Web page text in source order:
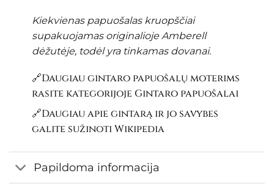
Kiekvienas papuošalas kruopščiai
supakuojamas originalioje Amberell
dėžutėje, todėl yra tinkamas dovanai.
🔗Daugiau gintaro papuošalų moterims
rasite kategorijoje Gintaro papuošalai
🔗Daugiau apie gintarą ir jo savybes
galite sužinotiWikipedia
Papildoma informacija